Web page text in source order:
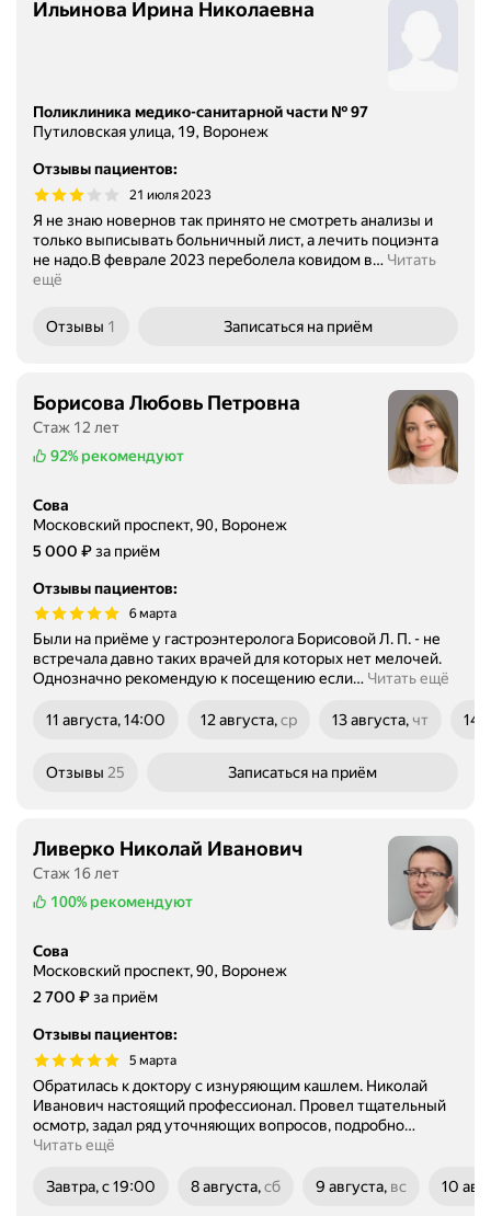
Ильинова Ирина Николаевна
Поликлиника медико-санитарной части № 97
Путиловская улица, 19, Воронеж
Отзывы пациентов:
21 июля 2023
Я не знаю новернов так принято не смотреть анализы и
только выписывать больничный лист, а лечить поциэнта
не надо.В феврале 2023 переболела ковидом в… Читать
ещё
Отзывы 1 Записаться на приём
Борисова Любовь Петровна
Стаж 12 лет
92% рекомендуют
Сова
Московский проспект, 90, Воронеж
Цена
5000
5 000 ₽за приём
Отзывы пациентов:
6 марта
Были на приёме у гастроэнтеролога Борисовой Л. П. - не
встречала давно таких врачей для которых нет мелочей.
Однозначно рекомендую к посещению если… Читать ещё
11 августа, 14:00 12 августа,ср
13 августа, чт
14
Отзывы 25 Записаться на приём
Ливерко Николай Иванович
Стаж 16 лет
100% рекомендуют
Сова
Московский проспект, 90, Воронеж
Цена
2700
2 700 ₽за приём
Отзывы пациентов:
5 марта
Обратилась к доктору с изнуряющим кашлем. Николай
Иванович настоящий профессионал. Провел тщательный
осмотр, задал ряд уточняющих вопросов, подробно…
Читать ещё
Завтра, с 19:00 8 августа,сб
9 августа, вс
10